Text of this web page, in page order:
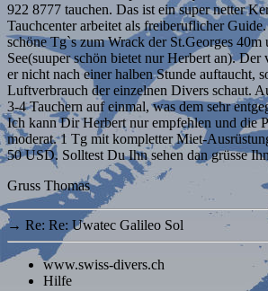
922 8777 tauchen. Das ist ein super netter
Tauchcenter arbeitet als freiberuflicher
schöne Tg`s zum Wrack der St.Georges
See(suuper schön bietet nur Herbert an). Der
er nicht nach einer halben Stunde auftaucht,
Luftverbrauch der einzelnen Divers schaut.
3-4 Tauchern auf einmal, was dem sehr
Ich kann Dir Herbert nur empfehlen und die
moderat. 1 Tg mit kompletter Miet-
50 USD. Solltest Du Ihn sehen dan grüsse
Gruss Thomas
→ Re: Re: Uwatec Galileo Sol
www.swiss-divers.ch
Hilfe